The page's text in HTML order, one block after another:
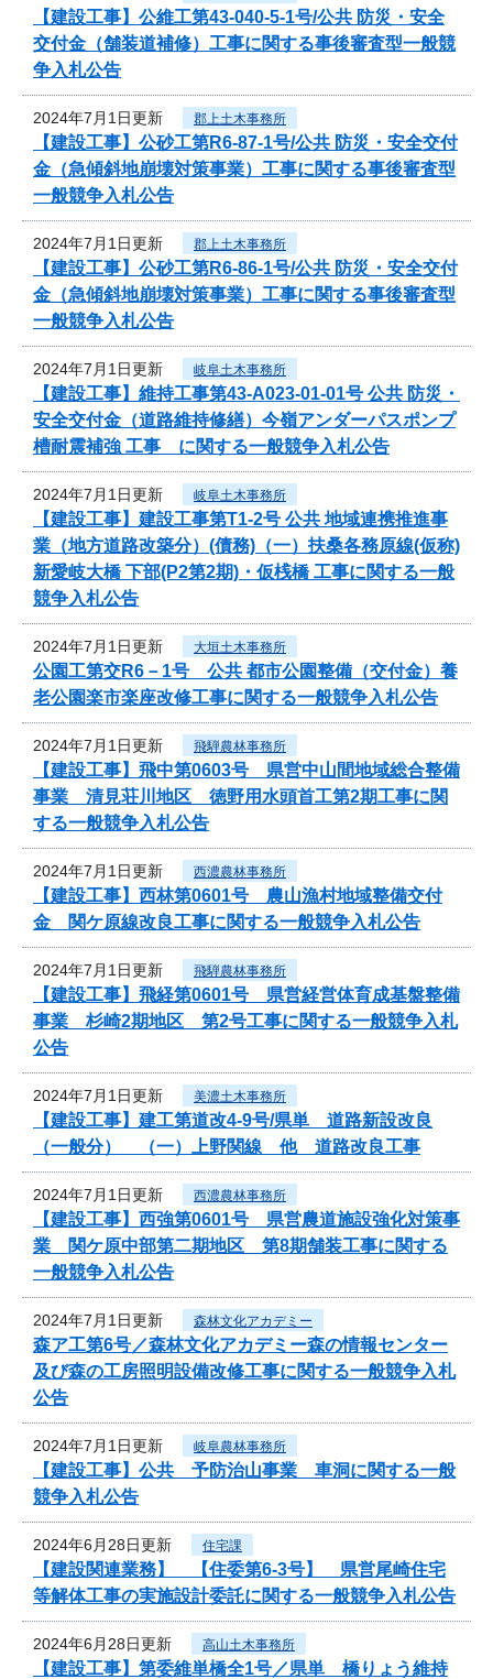
【建設工事】公維工第43-040-5-1号/公共 防災・安全
交付金（舗装道補修）工事に関する事後審査型一般競
争入札公告
2024年7月1日更新 郡上土木事務所
【建設工事】公砂工第R6-87-1号/公共 防災・安全交付
金（急傾斜地崩壊対策事業）工事に関する事後審査型
一般競争入札公告
2024年7月1日更新 郡上土木事務所
【建設工事】公砂工第R6-86-1号/公共 防災・安全交付
金（急傾斜地崩壊対策事業）工事に関する事後審査型
一般競争入札公告
2024年7月1日更新 岐阜土木事務所
【建設工事】維持工事第43-A023-01-01号 公共 防災・
安全交付金（道路維持修繕）今嶺アンダーパスポンプ
槽耐震補強 工事 に関する一般競争入札公告
2024年7月1日更新 岐阜土木事務所
【建設工事】建設工事第T1-2号 公共 地域連携推進事
業（地方道路改築分）(債務)（一）扶桑各務原線(仮称)
新愛岐大橋 下部(P2第2期)・仮桟橋 工事に関する一般
競争入札公告
2024年7月1日更新 大垣土木事務所
公園工第交R6－1号 公共 都市公園整備（交付金）養
老公園楽市楽座改修工事に関する一般競争入札公告
2024年7月1日更新 飛騨農林事務所
【建設工事】飛中第0603号 県営中山間地域総合整備
事業 清見荘川地区 徳野用水頭首工第2期工事に関
する一般競争入札公告
2024年7月1日更新 西濃農林事務所
【建設工事】西林第0601号 農山漁村地域整備交付
金 関ケ原線改良工事に関する一般競争入札公告
2024年7月1日更新 飛騨農林事務所
【建設工事】飛経第0601号 県営経営体育成基盤整備
事業 杉崎2期地区 第2号工事に関する一般競争入札
公告
2024年7月1日更新 美濃土木事務所
【建設工事】建工第道改4-9号/県単 道路新設改良
（一般分） （一）上野関線 他 道路改良工事
2024年7月1日更新 西濃農林事務所
【建設工事】西強第0601号 県営農道施設強化対策事
業 関ケ原中部第二期地区 第8期舗装工事に関する
一般競争入札公告
2024年7月1日更新 森林文化アカデミー
森ア工第6号／森林文化アカデミー森の情報センター
及び森の工房照明設備改修工事に関する一般競争入札
公告
2024年7月1日更新 岐阜農林事務所
【建設工事】公共 予防治山事業 車洞に関する一般
競争入札公告
2024年6月28日更新 住宅課
【建設関連業務】 【住委第6-3号】 県営尾崎住宅
等解体工事の実施設計委託に関する一般競争入札公告
2024年6月28日更新 高山土木事務所
【建設工事】第委維単橋全1号／県単 橋りょう維持